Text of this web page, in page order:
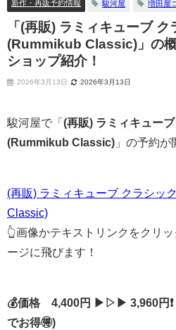
新作・再販予約情報 駿河屋 増田屋
「(再販) ラミィキューブ
(Rummikub Classic)」の
ショップ紹介！
2026年3月13日 2026年3月13日
駿河屋で「 (再販) ラミィキュー
(Rummikub Classic) 」の予約が
(再販) ラミィキューブ クラシッ
Classic)
👆画像かテキストリンクをクリ
ージに飛びます！
💰価格 4,400円 ▶▷▶ 3,960円
でお得🉐)